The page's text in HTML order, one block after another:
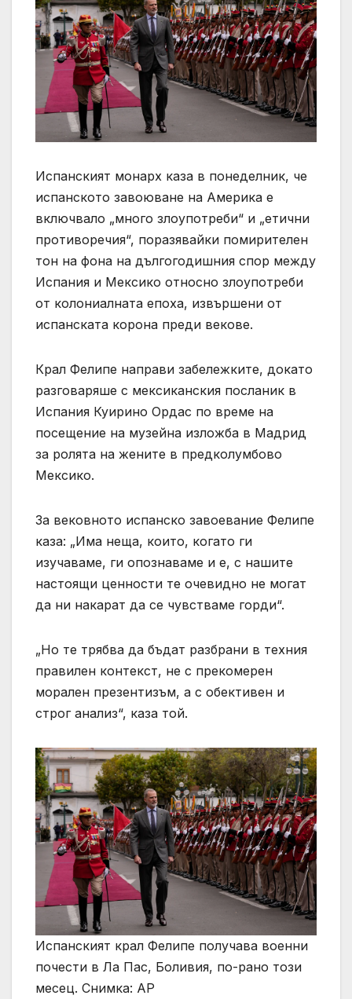
Испанският монарх каза в понеделник, че
испанското завоюване на Америка е
включвало „много злоупотреби“ и „етични
противоречия“, поразявайки помирителен
тон на фона на дългогодишния спор между
Испания и Мексико относно злоупотреби
от колониалната епоха, извършени от
испанската корона преди векове.
Крал Фелипе направи забележките, докато
разговаряше с мексиканския посланик в
Испания Куирино Ордас по време на
посещение на музейна изложба в Мадрид
за ролята на жените в предколумбово
Мексико.
За вековното испанско завоевание Фелипе
каза: „Има неща, които, когато ги
изучаваме, ги опознаваме и е, с нашите
настоящи ценности те очевидно не могат
да ни накарат да се чувстваме горди“.
„Но те трябва да бъдат разбрани в техния
правилен контекст, не с прекомерен
морален презентизъм, а с обективен и
строг анализ“, каза той.
Испанският крал Фелипе получава военни
почести в Ла Пас, Боливия, по-рано този
месец. Снимка: AP